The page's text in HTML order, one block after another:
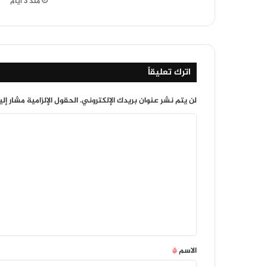
اترك تعليقاً
لن يتم نشر عنوان بريدك الإلكتروني.الحقول الإلزامية مشار
*
الاسم*